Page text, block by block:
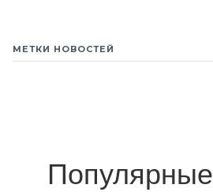
МЕТКИ НОВОСТЕЙ
Популярные